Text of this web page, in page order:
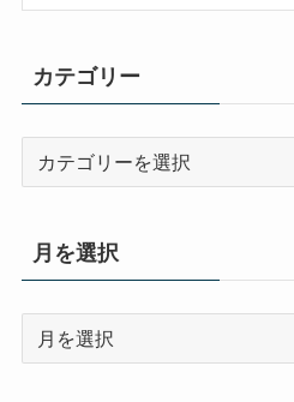
カテゴリー
リ
ー
月を選択